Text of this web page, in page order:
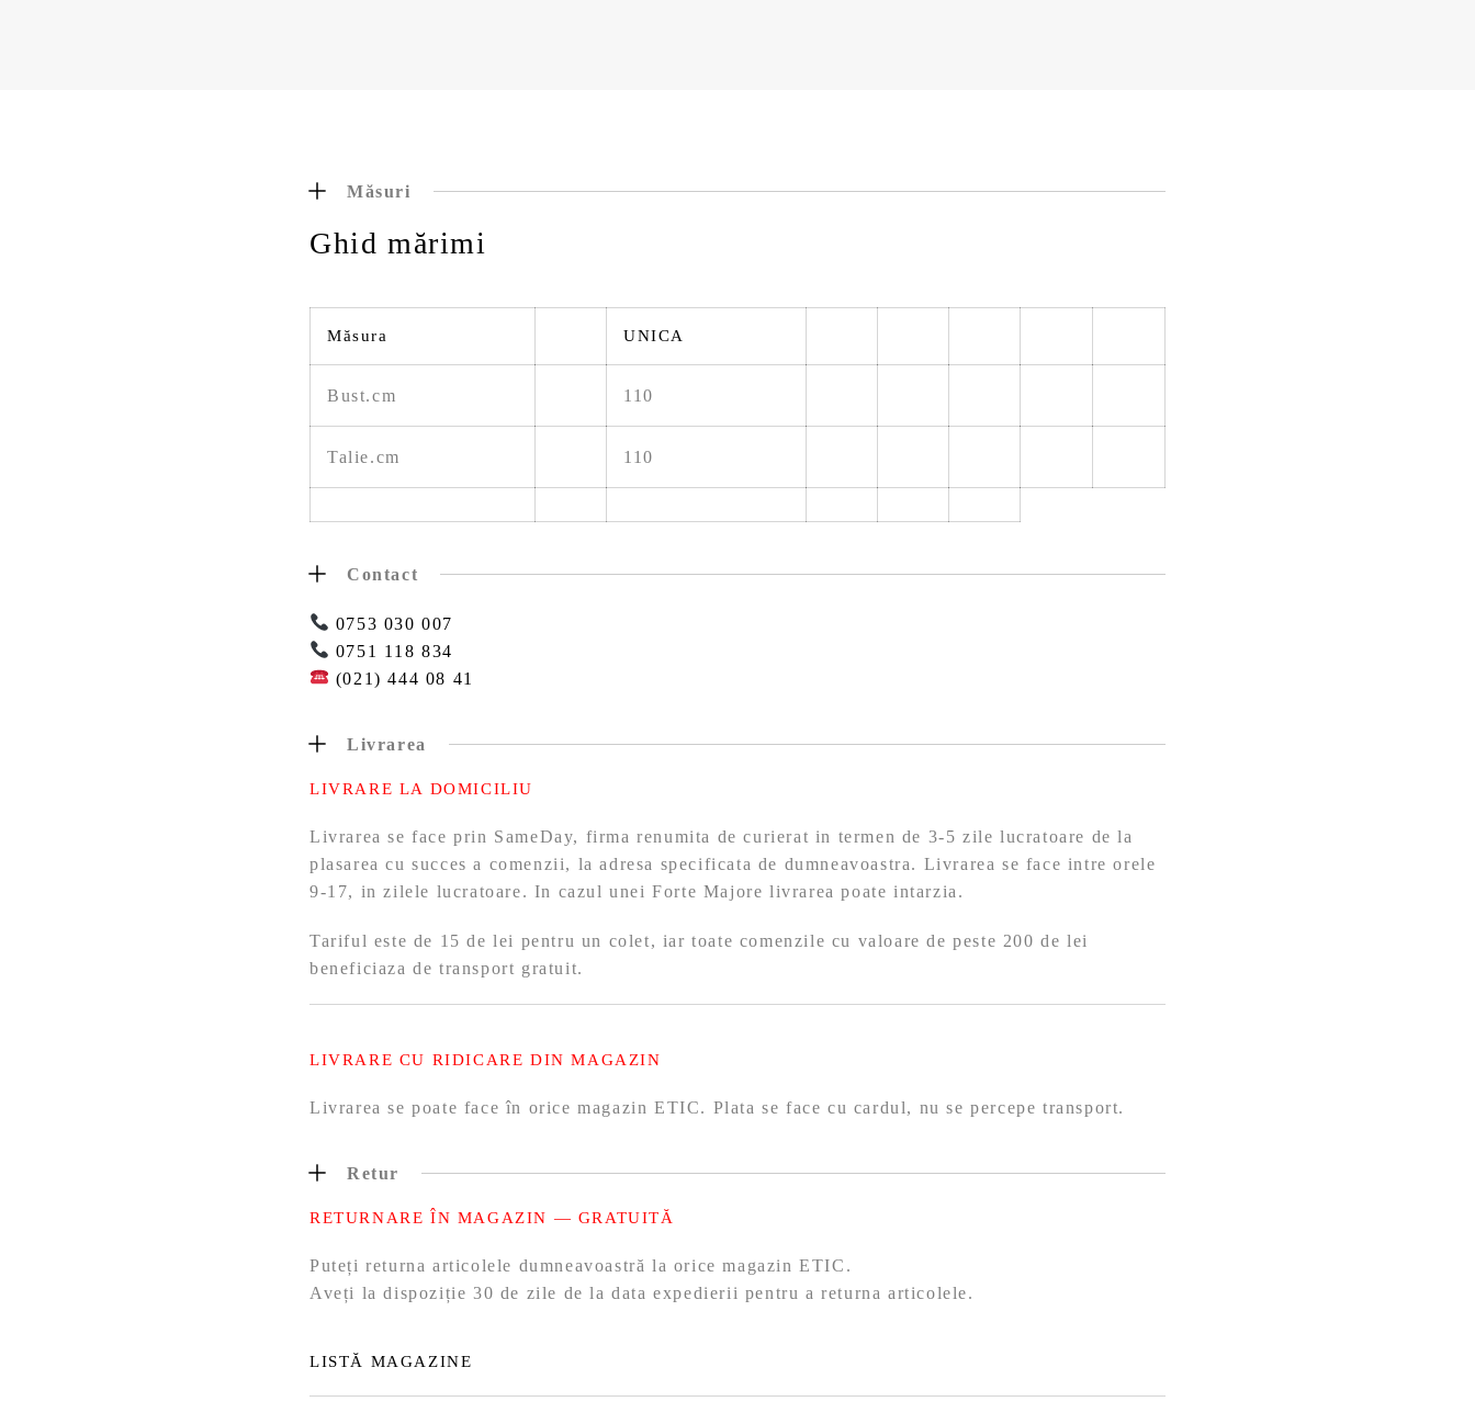
Măsuri
Ghid mărimi
Măsura UNICA
Bust.cm 110
Talie.cm 110
Contact
0753 030 007
0751 118 834
(021) 444 08 41
Livrarea
LIVRARE LA DOMICILIU
Livrarea se face prin SameDay, firma renumita de curierat in termen de 3-5 zile lucratoare de la
plasarea cu succes a comenzii, la adresa specificata de dumneavoastra. Livrarea se face intre orele
9-17, in zilele lucratoare. In cazul unei Forte Majore livrarea poate intarzia.
Tariful este de 15 de lei pentru un colet, iar toate comenzile cu valoare de peste 200 de lei
beneficiaza de transport gratuit.
LIVRARE CU RIDICARE DIN MAGAZIN
Livrarea se poate face în orice magazin ETIC. Plata se face cu cardul, nu se percepe transport.
Retur
RETURNARE ÎN MAGAZIN — GRATUITĂ
Puteți returna articolele dumneavoastră la orice magazin ETIC.
Aveți la dispoziție 30 de zile de la data expedierii pentru a returna articolele.
LISTĂ MAGAZINE